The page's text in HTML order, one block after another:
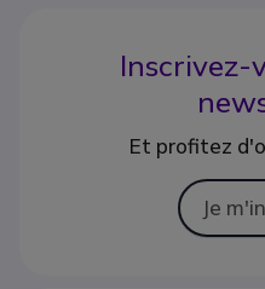
Inscrivez-
Et profitez
Je